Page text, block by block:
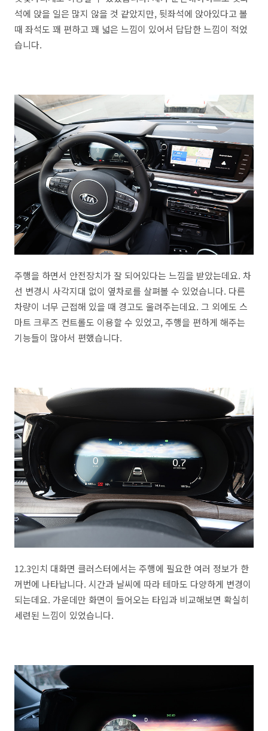
석에 앉을 일은 많지 않을 것 같았지만, 뒷좌석에 앉아있다고 볼
때 좌석도 꽤 편하고 꽤 넓은 느낌이 있어서 답답한 느낌이 적었
습니다.
주행을 하면서 안전장치가 잘 되어있다는 느낌을 받았는데요. 차
선 변경시 사각지대 없이 옆차로를 살펴볼 수 있었습니다. 다른
차량이 너무 근접해 있을 때 경고도 울려주는데요. 그 외에도 스
마트 크루즈 컨트롤도 이용할 수 있었고, 주행을 편하게 해주는
기능들이 많아서 편했습니다.
12.3인치 대화면 클러스터에서는 주행에 필요한 여러 정보가 한
꺼번에 나타납니다. 시간과 날씨에 따라 테마도 다양하게 변경이
되는데요. 가운데만 화면이 들어오는 타입과 비교해보면 확실히
세련된 느낌이 있었습니다.